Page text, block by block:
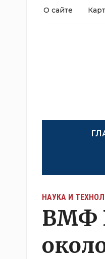
О сайте
НАУКА И
ВМФ